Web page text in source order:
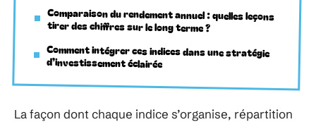
Comparaison du rendement annuel : quelles leçons
tirer des chiffres sur le long terme ?
Comment intégrer ces indices dans une stratégie
d’investissement éclairée
La façon dont chaque indice s’organise, répartition